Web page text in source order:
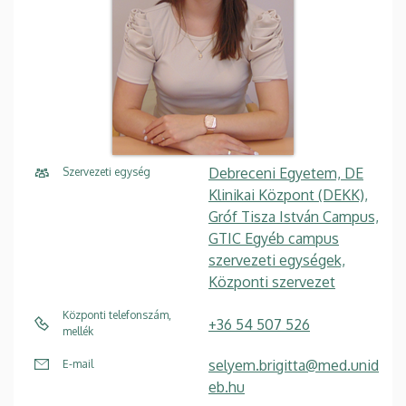
Szervezeti egység
Debreceni Egyetem, DE
Klinikai Központ (DEKK),
Gróf Tisza István Campus,
GTIC Egyéb campus
szervezeti egységek,
Központi szervezet
Központi telefonszám,
mellék
+36 54 507 526
E-mail
selyem.brigitta@med.unid
eb.hu